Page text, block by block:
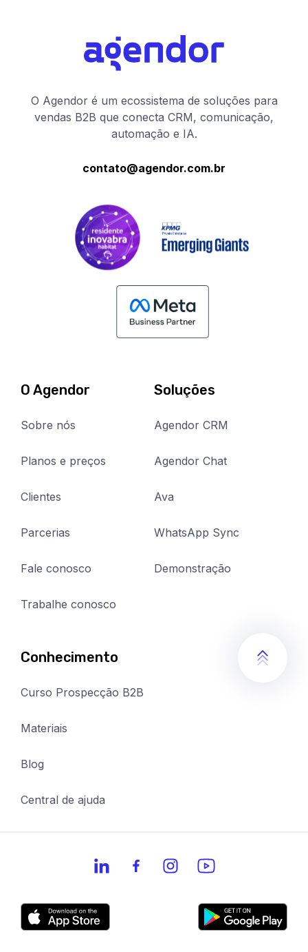
O Agendor é um ecossistema de soluções para
vendas B2B que conecta CRM, comunicação,
automação e IA.
contato@agendor.com.br
O Agendor
Sobre nós
Planos e preços
Clientes
Parcerias
Fale conosco
Trabalhe conosco
Soluções
Agendor CRM
Agendor Chat
Ava
WhatsApp Sync
Demonstração
Conhecimento
Curso Prospecção B2B
Materiais
Blog
Central de ajuda